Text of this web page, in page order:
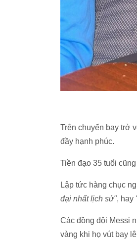
Trên chuyến bay trở
đầy hạnh phúc.
Tiền đạo 35 tuổi
Lập tức hàng chục
đại nhất lịch sử", hay
Các đồng đội Messi
vàng khi họ vút bay